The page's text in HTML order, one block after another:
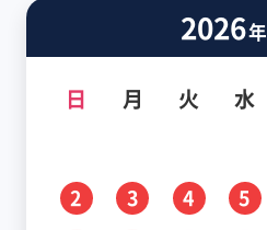
2026年
日 月 火 水
2
3 4 5